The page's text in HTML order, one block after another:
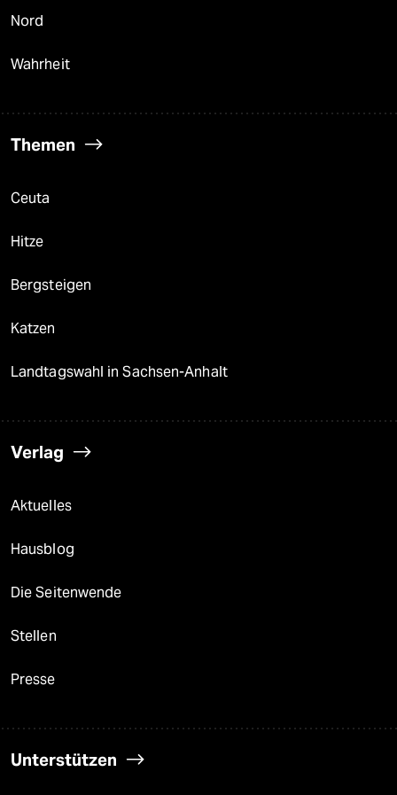
Nord
Wahrheit
Themen
Ceuta
Hitze
Bergsteigen
Katzen
Landtagswahl in Sachsen-Anhalt
Verlag
Aktuelles
Hausblog
Die Seitenwende
Stellen
Presse
Unterstützen